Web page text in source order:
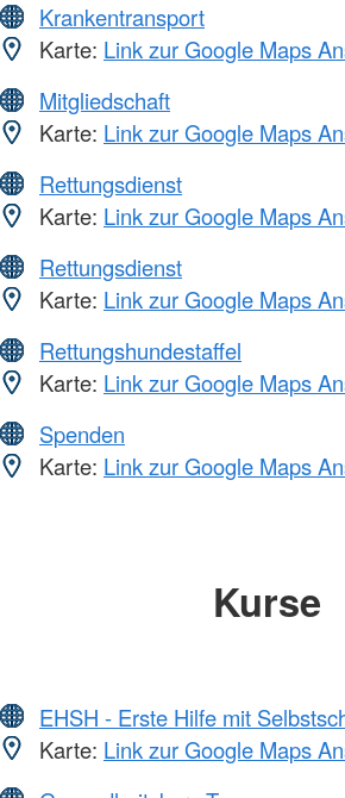
Krankentransport
Karte: Link zur Google Maps
Mitgliedschaft
Karte: Link zur Google Maps
Rettungsdienst
Karte: Link zur Google Maps
Rettungsdienst
Karte: Link zur Google Maps
Rettungshundestaffel
Karte: Link zur Google Maps
Spenden
Karte: Link zur Google Maps
Kurse
EHSH - Erste Hilfe mit
Karte: Link zur Google Maps